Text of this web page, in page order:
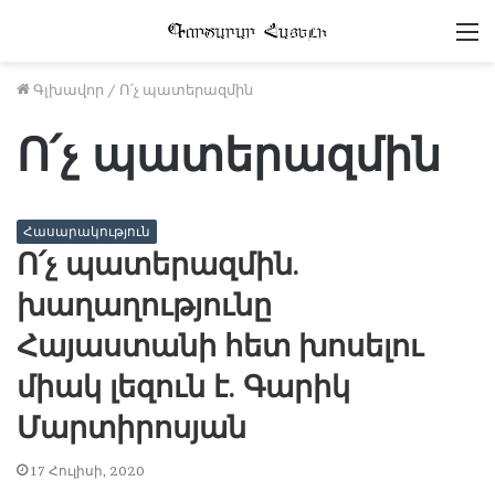
Գլխավոր / Ո՛չ պատերազմին
Ո՛չ պատերազմին
Հասարակություն
Ո՛չ պատերազմին.
խաղաղությունը
Հայաստանի հետ խոսելու
միակ լեզուն է. Գարիկ
Մարտիրոսյան
17 Հուլիսի, 2020